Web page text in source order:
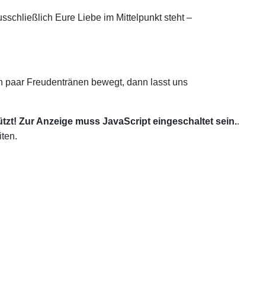
Eure Liebe im Mittelpunkt steht –
Freudentränen bewegt, dann lasst uns
Zur Anzeige muss JavaScript eingeschaltet sein..